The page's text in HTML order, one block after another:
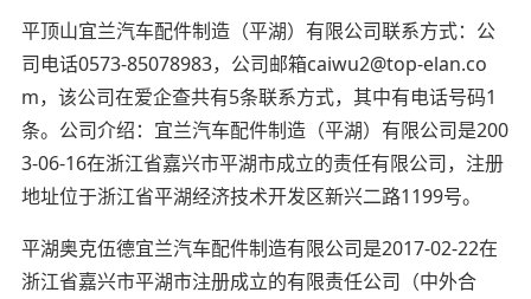
平顶山宜兰汽车配件制造（平湖）有限公司联系方式：公
司电话0573-85078983，公司邮箱caiwu2@top-elan.co
m，该公司在爱企查共有5条联系方式，其中有电话号码1
条。公司介绍：宜兰汽车配件制造（平湖）有限公司是200
3-06-16在浙江省嘉兴市平湖市成立的责任有限公司，注册
地址位于浙江省平湖经济技术开发区新兴二路1199号。
平湖奥克伍德宜兰汽车配件制造有限公司是2017-02-22在
浙江省嘉兴市平湖市注册成立的有限责任公司（中外合